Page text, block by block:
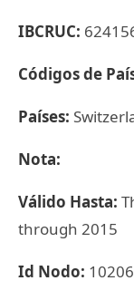
IBCRUC:
Códigos de
Países:
Nota:
Válido Hasta:
through 2015
Id Nodo: